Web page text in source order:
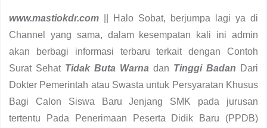
www.mastiokdr.com || Halo Sobat, berjumpa lagi ya di
Channel yang sama, dalam kesempatan kali ini admin
akan berbagi informasi terbaru terkait dengan Contoh
Surat Sehat Tidak Buta Warna dan Tinggi Badan Dari
Dokter Pemerintah atau Swasta untuk Persyaratan Khusus
Bagi Calon Siswa Baru Jenjang SMK pada jurusan
tertentu Pada Penerimaan Peserta Didik Baru (PPDB)